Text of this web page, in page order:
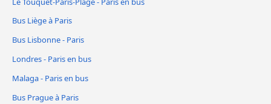
Bus Liège à Paris
Bus Lisbonne - Paris
Londres - Paris en bus
Malaga - Paris en bus
Bus Prague à Paris